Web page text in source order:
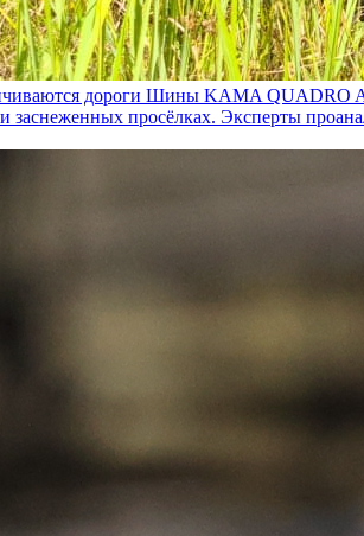
дороги Шины KAMA QUADRO
просёлках. Эксперты